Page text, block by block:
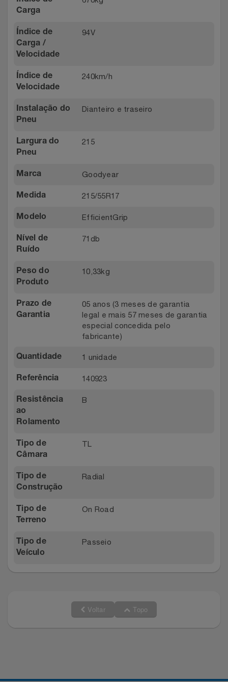
Carga
Índice de
Carga /
Velocidade
94V
Índice de
Velocidade
240km/h
Instalação do
Pneu
Dianteiro e traseiro
Largura do
Pneu
215
Marca Goodyear
Medida 215/55R17
Modelo EfficientGrip
Nível de
Ruído
71db
Peso do
Produto
10,33kg
Prazo de
Garantia
05 anos (3 meses de garantia
legal e mais 57 meses de garantia
especial concedida pelo
fabricante)
Quantidade 1 unidade
Referência 140923
Resistência
ao
Rolamento
B
Tipo de
Câmara
TL
Tipo de
Construção
Radial
Tipo de
Terreno
On Road
Tipo de
Veículo
Passeio
Voltar Topo